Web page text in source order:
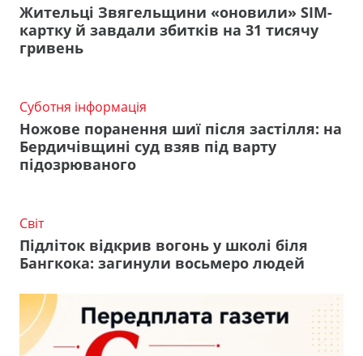
Жительці Звягельщини «оновили» SIM-
картку й завдали збитків на 31 тисячу
гривень
Суботня інформація
Ножове поранення шиї після застілля: на
Бердичівщині суд взяв під варту
підозрюваного
Світ
Підліток відкрив вогонь у школі біля
Бангкока: загинули восьмеро людей